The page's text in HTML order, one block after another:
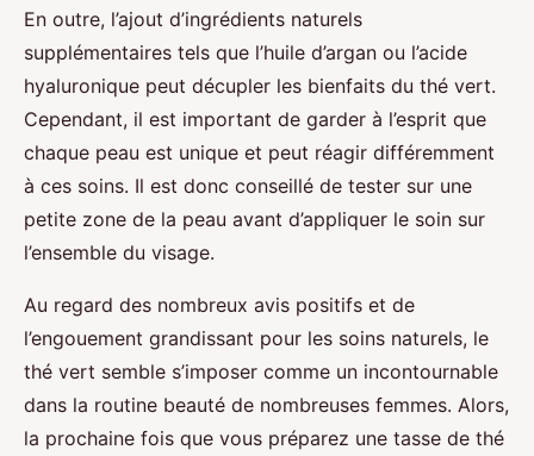
En outre, l’ajout d’ingrédients naturels
supplémentaires tels que l’huile d’argan ou l’acide
hyaluronique peut décupler les bienfaits du thé vert.
Cependant, il est important de garder à l’esprit que
chaque peau est unique et peut réagir différemment
à ces soins. Il est donc conseillé de tester sur une
petite zone de la peau avant d’appliquer le soin sur
l’ensemble du visage.
Au regard des nombreux avis positifs et de
l’engouement grandissant pour les soins naturels, le
thé vert semble s’imposer comme un incontournable
dans la routine beauté de nombreuses femmes. Alors,
la prochaine fois que vous préparez une tasse de thé